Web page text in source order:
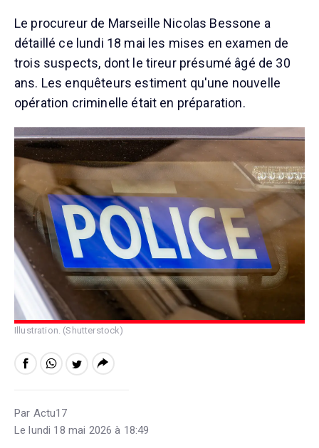
Le procureur de Marseille Nicolas Bessone a
détaillé ce lundi 18 mai les mises en examen de
trois suspects, dont le tireur présumé âgé de 30
ans. Les enquêteurs estiment qu'une nouvelle
opération criminelle était en préparation.
Illustration. (Shutterstock)
Par Actu17
Le lundi 18 mai 2026 à 18:49